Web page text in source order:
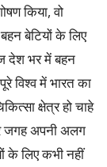
किया, वो
बेटियों के लिए
देश भर में बहन
विश्व में भारत का
क्षेत्र हो चाहे
जगह अपनी अलग
के लिए कभी नहीं